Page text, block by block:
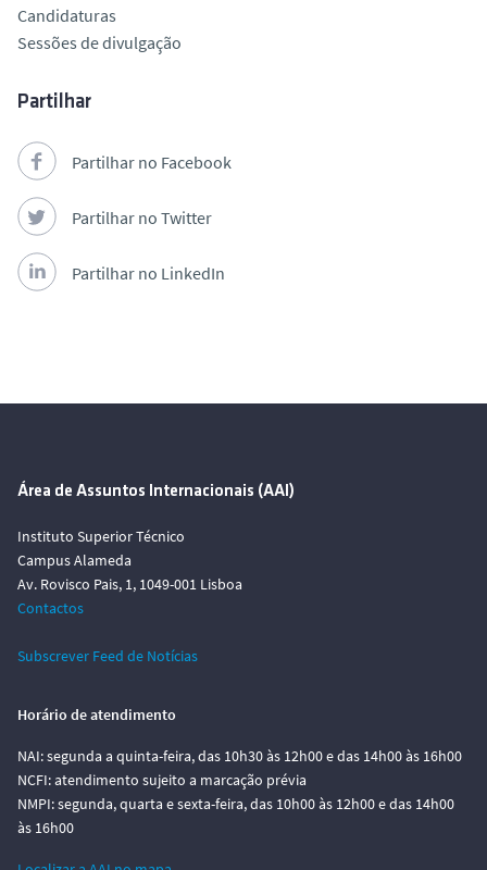
Candidaturas
Sessões de divulgação
Partilhar
Partilhar no Facebook
Partilhar no Twitter
Partilhar no LinkedIn
Área de Assuntos Internacionais (AAI)
Instituto Superior Técnico
Campus Alameda
Av. Rovisco Pais, 1, 1049-001 Lisboa
Contactos
Subscrever Feed de Notícias
Horário de atendimento
NAI: segunda a quinta-feira, das 10h30 às 12h00 e das 14h00 às 16h00
NCFI: atendimento sujeito a marcação prévia
NMPI: segunda, quarta e sexta-feira, das 10h00 às 12h00 e das 14h00
às 16h00